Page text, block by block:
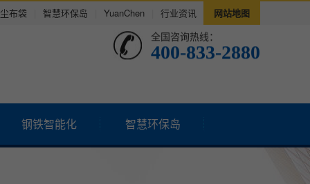
布袋 智慧环保岛 YuanChen 行业资讯 网站地图
全国咨询热线：
400-833-2880
钢铁智能化 智慧环保岛